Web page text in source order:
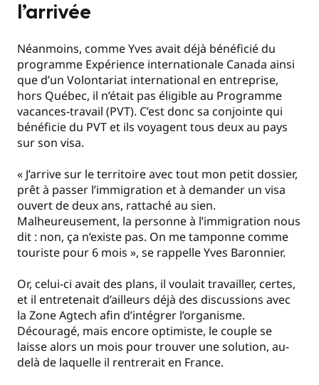
l’arrivée
Néanmoins, comme Yves avait déjà bénéficié du
programme Expérience internationale Canada ainsi
que d’un Volontariat international en entreprise,
hors Québec, il n’était pas éligible au Programme
vacances-travail (PVT). C’est donc sa conjointe qui
bénéficie du PVT et ils voyagent tous deux au pays
sur son visa.
« J’arrive sur le territoire avec tout mon petit dossier,
prêt à passer l’immigration et à demander un visa
ouvert de deux ans, rattaché au sien.
Malheureusement, la personne à l’immigration nous
dit : non, ça n’existe pas. On me tamponne comme
touriste pour 6 mois », se rappelle Yves Baronnier.
Or, celui-ci avait des plans, il voulait travailler, certes,
et il entretenait d’ailleurs déjà des discussions avec
la Zone Agtech afin d’intégrer l’organisme.
Découragé, mais encore optimiste, le couple se
laisse alors un mois pour trouver une solution, au-
delà de laquelle il rentrerait en France.